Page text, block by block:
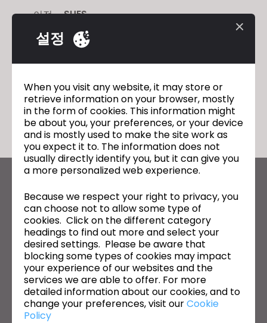
이전 SUES
다음 ED CRUTCHLEY
돌아가기
뉴스, 프로모션, 리소스 및 다양한 소식을 확인하세요.
이메일 주소
General Terms of Use,CLO Additional Terms,Privacy Policy
동의합니다.
한국어
설정
When you visit any website, it may store or
retrieve information on your browser, mostly
in the form of cookies. This information might
be about you, your preferences, or your device
and is mostly used to make the site work as
you expect it to. The information does not
usually directly identify you, but it can give you
a more personalized web experience.
Because we respect your right to privacy, you
can choose not to allow some type of
cookies. Click on the different category
headings to find out more and select your
desired settings. Please be aware that
blocking some types of cookies may impact
your experience of our websites and the
services we are able to offer. For more
detailed information about our cookies, and to
change your preferences, visit ourCookie
Policy